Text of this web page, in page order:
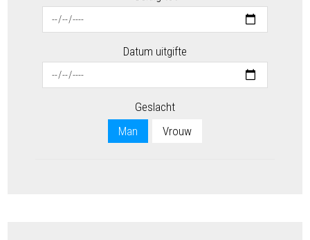
Datum uitgifte
Geslacht
Man
Vrouw